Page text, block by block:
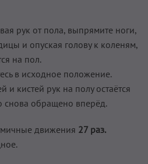
рук от пола, выпрямите ноги,
и опуская голову к коленям,
на пол.
в исходное положение.
и кистей рук на полу остаётся
обращено вперёд.
движения 27 раз.